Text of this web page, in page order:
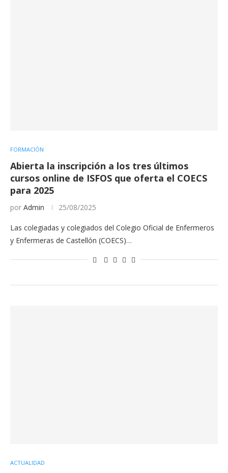
FORMACIÓN
Abierta la inscripción a los tres últimos
cursos online de ISFOS que oferta el COECS
para 2025
por Admin 25/08/2025
Las colegiadas y colegiados del Colegio Oficial de Enfermeros
y Enfermeras de Castellón (COECS)…
ACTUALIDAD